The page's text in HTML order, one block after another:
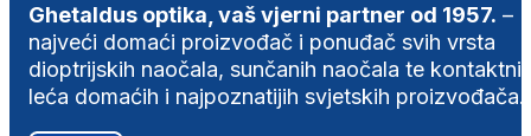
Ghetaldus optika, vaš vjerni partner od 1957. –
najveći domaći proizvođač i ponuđač svih vrsta
dioptrijskih naočala, sunčanih naočala te
leća domaćih i najpoznatijih svjetskih proizvođača.